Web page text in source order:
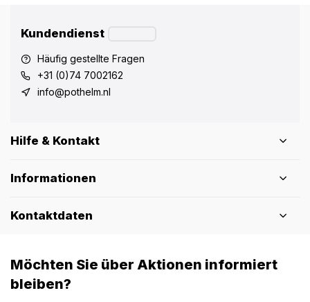
Kundendienst
Häufig gestellte Fragen
+31 (0)74 7002162
info@pothelm.nl
Hilfe & Kontakt
Informationen
Kontaktdaten
Möchten Sie über Aktionen informiert
bleiben?